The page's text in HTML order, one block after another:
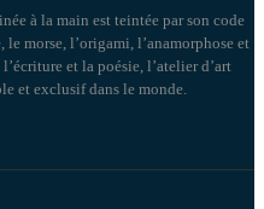
à la main est teintée par son code
morse, l’origami, l’anamorphose et
et la poésie, l’atelier d’art
et exclusif dans le monde.